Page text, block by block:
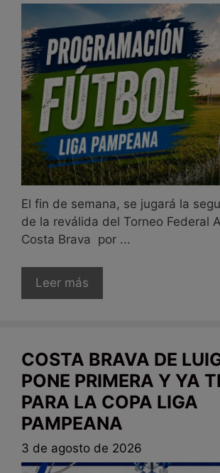
El fin de semana, se jugará la
de la reválida del Torneo Federal
Costa Brava por ...
Leer más
COSTA BRAVA DE
PONE PRIMERA Y YA
PARA LA COPA LIGA
PAMPEANA
3 de agosto de 2026